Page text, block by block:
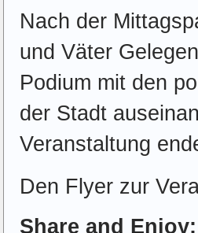
Nach der
und Väter
Podium mit den
der Stadt
Veranstaltung
Den Flyer zur
Share and Enjoy: